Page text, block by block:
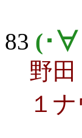
83 (･∀
野
１